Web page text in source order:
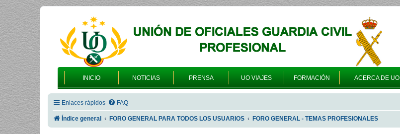
INICIO NOTICIAS PRENSA UO VIAJES FORMACIÓN ACERCA DE UO
Enlaces rápidos FAQ
Índice general FORO GENERAL PARA TODOS LOS USUARIOS FORO GENERAL - TEMAS PROFESIONALES